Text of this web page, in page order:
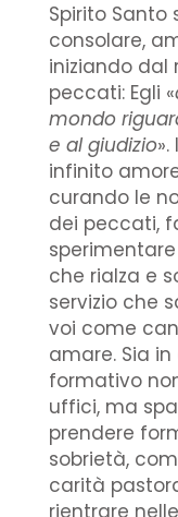
Spirito
consolare,
iniziando dal
peccati: Egli «
mondo
e al giudizio
infinito
curando le
dei peccati,
che rialza e
servizio che
voi come
amare. Sia
formativo
uffici, ma
prendere
sobrietà,
carità
rientrare